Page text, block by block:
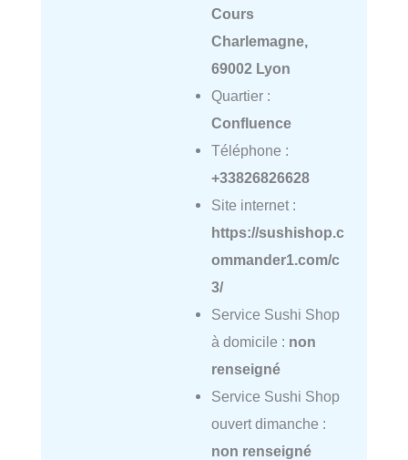
Cours
Charlemagne,
69002 Lyon
Quartier :
Confluence
Téléphone :
+33826826628
Site internet :
https://sushishop.c
ommander1.com/c
3/
Service Sushi Shop
à domicile : non
renseigné
Service Sushi Shop
ouvert dimanche :
non renseigné